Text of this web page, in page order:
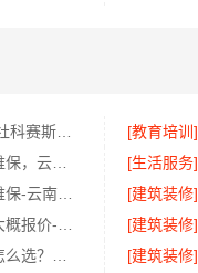
[教育培训]
[生活服务]
[建筑装修]
[建筑装修]
[建筑装修]